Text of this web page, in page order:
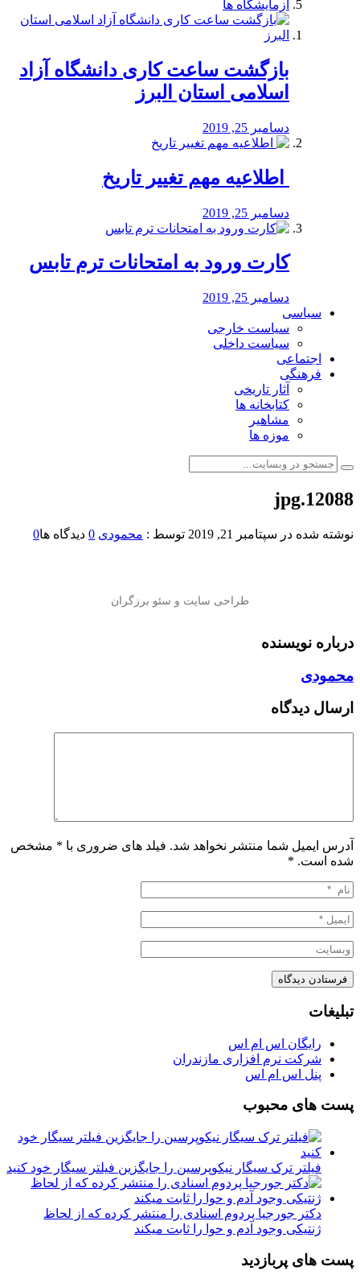
آزمایشگاه ها
بازگشت ساعت کاری دانشگاه آزاد
اسلامی استان البرز
دسامبر 25, 2019
️ اطلاعیه مهم تغییر تاریخ
دسامبر 25, 2019
کارت ورود به امتحانات ترم تابس
دسامبر 25, 2019
سیاسی
سیاست خارجی
سیاست داخلی
اجتماعی
فرهنگی
آثار تاریخی
کتابخانه ها
مشاهیر
موزه ها
12088.jpg
نوشته شده در سپتامبر 21, 2019 توسط : محمودی 0 دیدگاه ها0
درباره نویسنده
محمودی
ارسال دیدگاه
آدرس ایمیل شما منتشر نخواهد شد. فیلد های ضروری با * مشخص
شده است. *
تبلیغات
رایگان اس ام اس
شرکت نرم افزاری مازندران
پنل اس ام اس
پست های محبوب
فیلتر ترک سیگار نیکوپرسین را جایگزین فیلتر سیگار خود کنید
دکتر جورجیا پردوم اسنادی را منتشر کرده که از لحاظ
ژنتیکی وجود آدم و حوا را ثابت میکند
پست های پربازدید